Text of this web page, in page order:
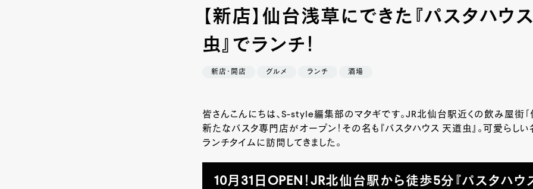
【新店】仙台浅草にできた『パスタハウ
虫』でランチ！
新店・開店 グルメ ランチ 酒場
皆さんこんにちは、S-style編集部のマタギです。JR北仙台駅近くの飲み屋街
新たなパスタ専門店がオープン！その名も『パスタハウス 天道虫』。可愛らし
ランチタイムに訪問してきました。
10月31日OPEN！JR北仙台駅から徒歩5分『パスタハウ